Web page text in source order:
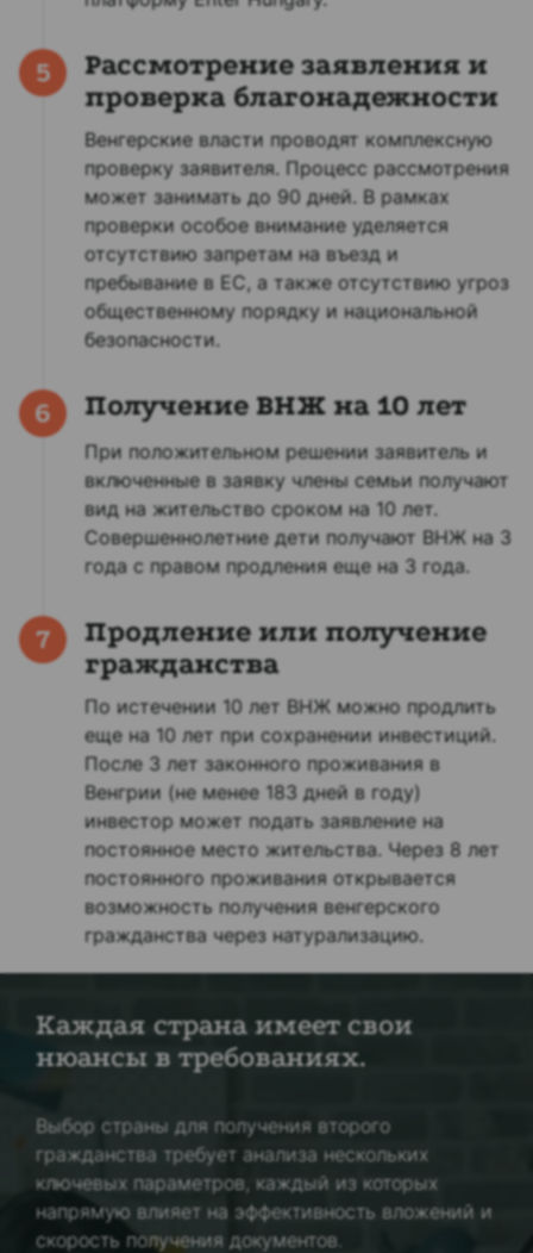
5
Рассмотрение заявления и
проверка благонадежности
Венгерские власти проводят комплексную
проверку заявителя. Процесс рассмотрения
может занимать до 90 дней. В рамках
проверки особое внимание уделяется
отсутствию запретам на въезд и
пребывание в ЕС, а также отсутствию угроз
общественному порядку и национальной
безопасности.
6 Получение ВНЖ на 10 лет
При положительном решении заявитель и
включенные в заявку члены семьи получают
вид на жительство сроком на 10 лет.
Совершеннолетние дети получают ВНЖ на 3
года с правом продления еще на 3 года.
7
Продление или получение
гражданства
По истечении 10 лет ВНЖ можно продлить
еще на 10 лет при сохранении инвестиций.
После 3 лет законного проживания в
Венгрии (не менее 183 дней в году)
инвестор может подать заявление на
постоянное место жительства. Через 8 лет
постоянного проживания открывается
возможность получения венгерского
гражданства через натурализацию.
Каждая страна имеет свои
нюансы в требованиях.
Выбор страны для получения второго
гражданства требует анализа нескольких
ключевых параметров, каждый из которых
напрямую влияет на эффективность вложений и
скорость получения документов.